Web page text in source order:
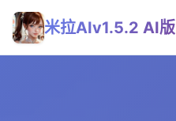
米拉AIv1.5.2 AI版